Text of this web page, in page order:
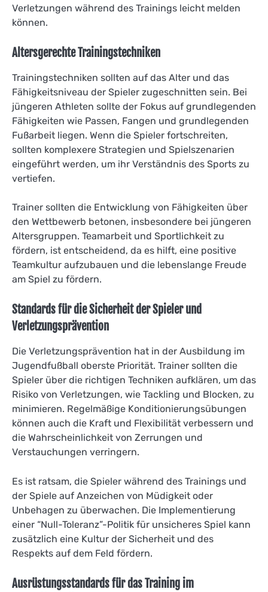
Verletzungen während des Trainings leicht melden
können.
Altersgerechte Trainingstechniken
Trainingstechniken sollten auf das Alter und das
Fähigkeitsniveau der Spieler zugeschnitten sein. Bei
jüngeren Athleten sollte der Fokus auf grundlegenden
Fähigkeiten wie Passen, Fangen und grundlegenden
Fußarbeit liegen. Wenn die Spieler fortschreiten,
sollten komplexere Strategien und Spielszenarien
eingeführt werden, um ihr Verständnis des Sports zu
vertiefen.
Trainer sollten die Entwicklung von Fähigkeiten über
den Wettbewerb betonen, insbesondere bei jüngeren
Altersgruppen. Teamarbeit und Sportlichkeit zu
fördern, ist entscheidend, da es hilft, eine positive
Teamkultur aufzubauen und die lebenslange Freude
am Spiel zu fördern.
Standards für die Sicherheit der Spieler und
Verletzungsprävention
Die Verletzungsprävention hat in der Ausbildung im
Jugendfußball oberste Priorität. Trainer sollten die
Spieler über die richtigen Techniken aufklären, um das
Risiko von Verletzungen, wie Tackling und Blocken, zu
minimieren. Regelmäßige Konditionierungsübungen
können auch die Kraft und Flexibilität verbessern und
die Wahrscheinlichkeit von Zerrungen und
Verstauchungen verringern.
Es ist ratsam, die Spieler während des Trainings und
der Spiele auf Anzeichen von Müdigkeit oder
Unbehagen zu überwachen. Die Implementierung
einer “Null-Toleranz”-Politik für unsicheres Spiel kann
zusätzlich eine Kultur der Sicherheit und des
Respekts auf dem Feld fördern.
Ausrüstungsstandards für das Training im